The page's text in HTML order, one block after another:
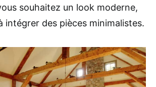
souhaitez un look moderne,
intégrer des pièces minimalistes.